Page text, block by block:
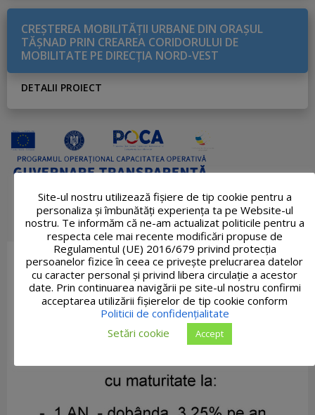
CREŞTEREA MOBILITĂŢII URBANE DIN ORAŞUL
TĂŞNAD PRIN CREAREA CORIDORULUI DE
MOBILITATE PE DIRECŢIA NORD-VEST
DETALII PROIECT
Site-ul nostru utilizează fişiere de tip cookie pentru a
personaliza și îmbunătăți experiența ta pe Website-ul
nostru. Te informăm că ne-am actualizat politicile pentru a
respecta cele mai recente modificări propuse de
Regulamentul (UE) 2016/679 privind protecția
persoanelor fizice în ceea ce privește prelucrarea datelor
cu caracter personal și privind libera circulație a acestor
date. Prin continuarea navigării pe site-ul nostru confirmi
acceptarea utilizării fişierelor de tip cookie conform
Politicii de confidențialitate
Setări cookie
Accept